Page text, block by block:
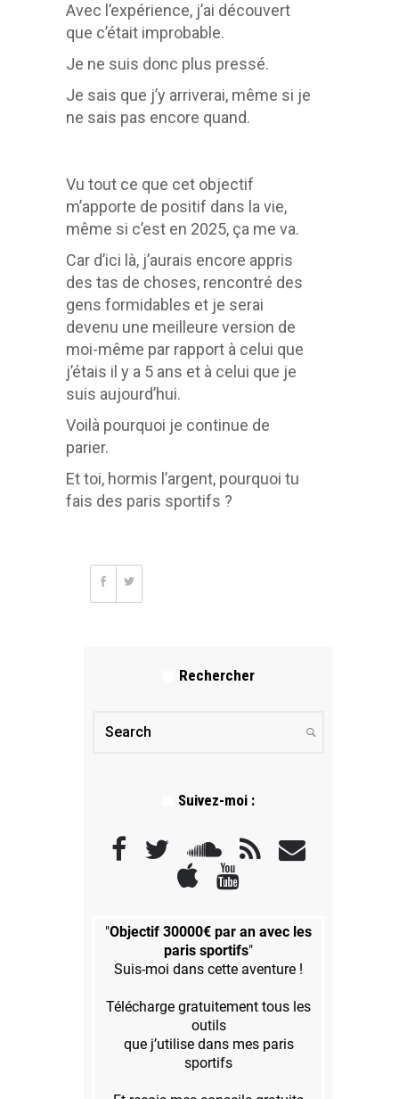
Avec l’expérience, j’ai découvert
que c’était improbable.
Je ne suis donc plus pressé.
Je sais que j’y arriverai, même si je
ne sais pas encore quand.
Vu tout ce que cet objectif
m’apporte de positif dans la vie,
même si c’est en 2025, ça me va.
Car d’ici là, j’aurais encore appris
des tas de choses, rencontré des
gens formidables et je serai
devenu une meilleure version de
moi-même par rapport à celui que
j’étais il y a 5 ans et à celui que je
suis aujourd’hui.
Voilà pourquoi je continue de
parier.
Et toi, hormis l’argent, pourquoi tu
fais des paris sportifs ?
Rechercher
Suivez-moi :